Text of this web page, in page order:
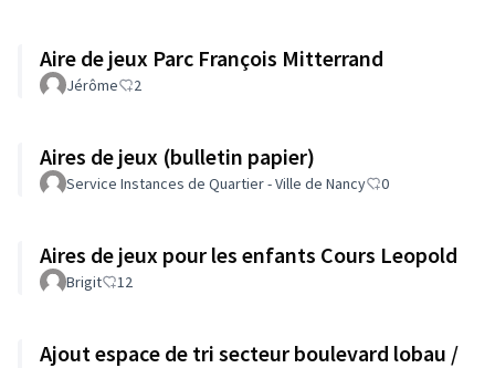
Aire de jeux Parc François Mitterrand
Jérôme 2
Aires de jeux (bulletin papier)
Service Instances de Quartier - Ville de Nancy 0
Aires de jeux pour les enfants Cours Leopold
Brigit 12
Ajout espace de tri secteur boulevard lobau /